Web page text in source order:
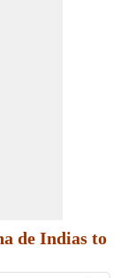
de Indias to